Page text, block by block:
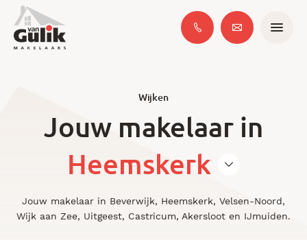
Wijken
Jouw makelaar in
Heemskerk
Jouw makelaar in Beverwijk, Heemskerk, Velsen-Noord,
Wijk aan Zee, Uitgeest, Castricum, Akersloot en IJmuiden.